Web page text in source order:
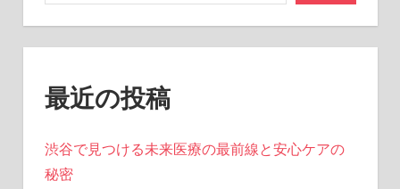
最近の投稿
渋谷で見つける未来医療の最前線と安心ケアの
秘密